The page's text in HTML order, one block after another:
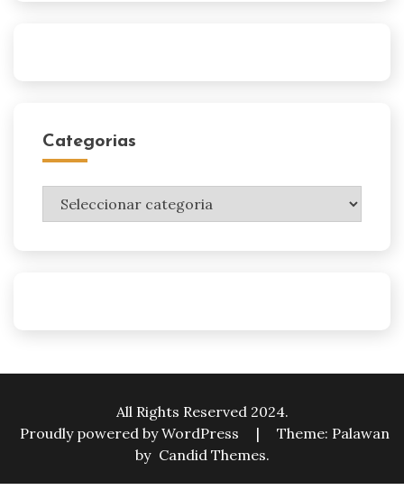
Categorias
Categorias
All Rights Reserved 2024.
Proudly powered by WordPress
|
Theme: Palawan
by Candid Themes.